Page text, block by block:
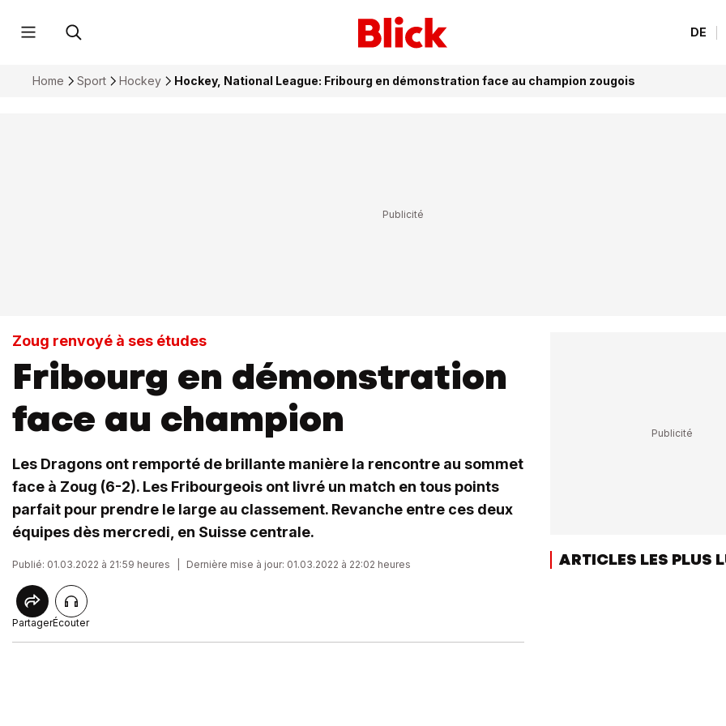
DE
Home Sport Hockey Hockey, National League: Fribourg en démonstration face au champion zougois
Zoug renvoyé à ses études
Fribourg en démonstration
face au champion
Les Dragons ont remporté de brillante manière la rencontre au sommet
face à Zoug (6-2). Les Fribourgeois ont livré un match en tous points
parfait pour prendre le large au classement. Revanche entre ces deux
équipes dès mercredi, en Suisse centrale.
Publié: 01.03.2022 à 21:59 heures Dernière mise à jour: 01.03.2022 à 22:02 heures
PartagerÉcouter
ARTICLES LES PLUS